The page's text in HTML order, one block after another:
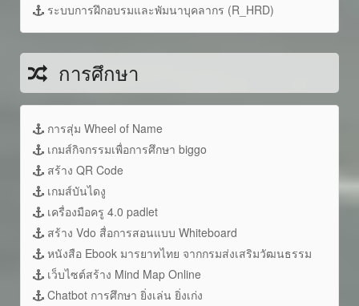
ระบบการฝึกอบรมและพัมนาบุคลากร (R_HRD)
การศึกษา
การสุ่ม Wheel of Name
เกมส์กิจกรรมเพื่อการศึกษา biggo
สร้าง QR Code
เกมส์บันไดงู
เครื่องมือครู 4.0 padlet
สร้าง Vdo สื่อการสอนแบบ Whiteboard
หนังสือ Ebook มารยาทไทย จากกรมส่งเสริมวัฒนธรรม
เว็บไซต์สร้าง Mind Map Online
Chatbot การศึกษา ยิ่งเล่น ยิ่งเก่ง